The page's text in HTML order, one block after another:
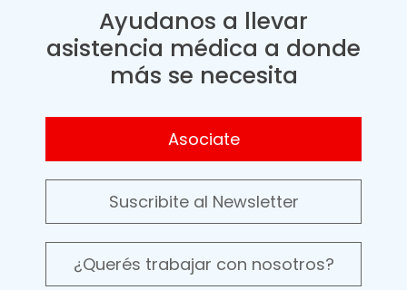
Ayudanos a llevar
asistencia médica a donde
más se necesita
Asociate
Suscribite al Newsletter
¿Querés trabajar con nosotros?